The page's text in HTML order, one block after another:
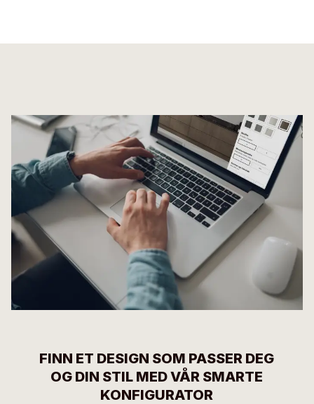
FINN ET DESIGN SOM PASSER DEG
OG DIN STIL MED VÅR SMARTE
KONFIGURATOR